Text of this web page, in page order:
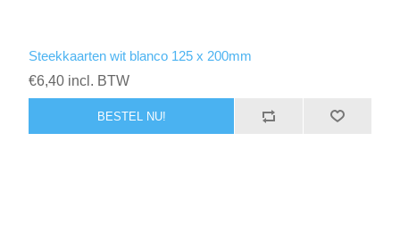
Steekkaarten wit blanco 125 x 200mm
€6,40 incl. BTW